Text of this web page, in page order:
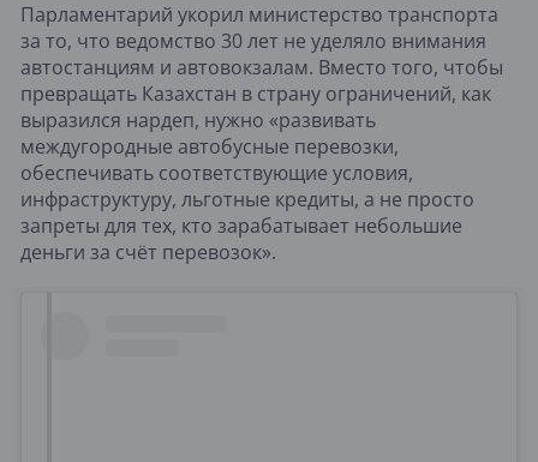
Парламентарий укорил министерство транспорта
за то, что ведомство 30 лет не уделяло внимания
автостанциям и автовокзалам. Вместо того, чтобы
превращать Казахстан в страну ограничений, как
выразился нардеп, нужно «развивать
междугородные автобусные перевозки,
обеспечивать соответствующие условия,
инфраструктуру, льготные кредиты, а не просто
запреты для тех, кто зарабатывает небольшие
деньги за счёт перевозок».